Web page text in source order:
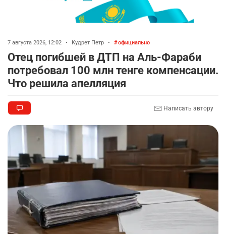
7 августа 2026, 12:02 • Кудрет Петр • официально
Отец погибшей в ДТП на Аль-Фараби
потребовал 100 млн тенге компенсации.
Что решила апелляция
Написать автору